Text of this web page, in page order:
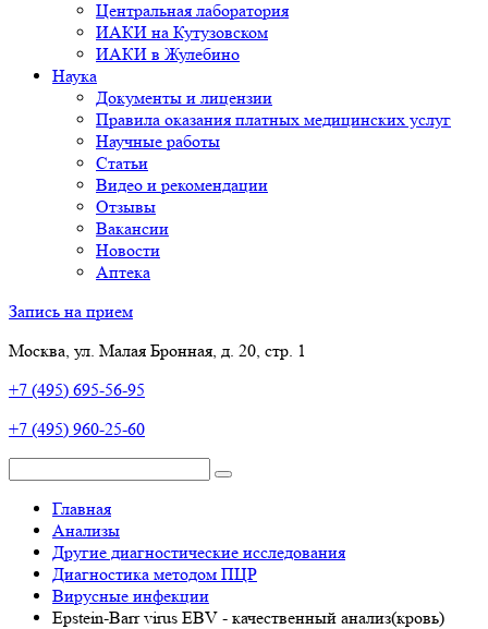
Центральная лаборатория
ИАКИ на Кутузовском
ИАКИ в Жулебино
Наука
Документы и лицензии
Правила оказания платных медицинских услуг
Научные работы
Статьи
Видео и рекомендации
Отзывы
Вакансии
Новости
Аптека
Запись на прием
Москва, ул. Малая Бронная, д. 20, стр. 1
+7 (495) 695-56-95
+7 (495) 960-25-60
Главная
Анализы
Другие диагностические исследования
Диагностика методом ПЦР
Вирусные инфекции
Epstein-Barr virus EBV - качественный анализ(кровь)